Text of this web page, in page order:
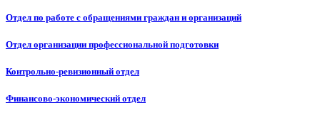
Отдел по работе с обращениями граждан и организаций
Отдел организации профессиональной подготовки
Контрольно-ревизионный отдел
Финансово-экономический отдел